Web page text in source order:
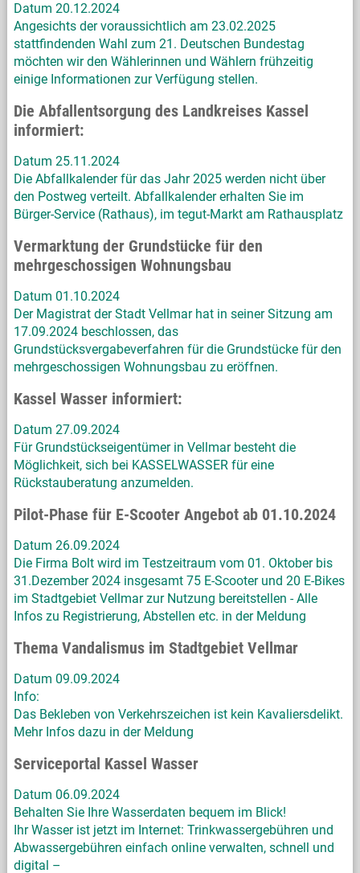
Datum 20.12.2024
Angesichts der voraussichtlich am 23.02.2025
stattfindenden Wahl zum 21. Deutschen Bundestag
möchten wir den Wählerinnen und Wählern frühzeitig
einige Informationen zur Verfügung stellen.
Die Abfallentsorgung des Landkreises Kassel
informiert:
Datum 25.11.2024
Die Abfallkalender für das Jahr 2025 werden nicht über
den Postweg verteilt. Abfallkalender erhalten Sie im
Bürger-Service (Rathaus), im tegut-Markt am Rathausplatz
Vermarktung der Grundstücke für den
mehrgeschossigen Wohnungsbau
Datum 01.10.2024
Der Magistrat der Stadt Vellmar hat in seiner Sitzung am
17.09.2024 beschlossen, das
Grundstücksvergabeverfahren für die Grundstücke für den
mehrgeschossigen Wohnungsbau zu eröffnen.
Kassel Wasser informiert:
Datum 27.09.2024
Für Grundstückseigentümer in Vellmar besteht die
Möglichkeit, sich bei KASSELWASSER für eine
Rückstauberatung anzumelden.
Pilot-Phase für E-Scooter Angebot ab 01.10.2024
Datum 26.09.2024
Die Firma Bolt wird im Testzeitraum vom 01. Oktober bis
31.Dezember 2024 insgesamt 75 E-Scooter und 20 E-Bikes
im Stadtgebiet Vellmar zur Nutzung bereitstellen - Alle
Infos zu Registrierung, Abstellen etc. in der Meldung
Thema Vandalismus im Stadtgebiet Vellmar
Datum 09.09.2024
Info:
Das Bekleben von Verkehrszeichen ist kein Kavaliersdelikt.
Mehr Infos dazu in der Meldung
Serviceportal Kassel Wasser
Datum 06.09.2024
Behalten Sie Ihre Wasserdaten bequem im Blick!
Ihr Wasser ist jetzt im Internet: Trinkwassergebühren und
Abwassergebühren einfach online verwalten, schnell und
digital –